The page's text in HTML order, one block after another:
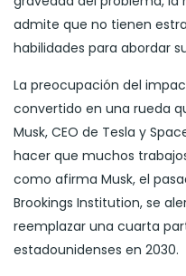
admite que no tienen
habilidades para abordar
La preocupación del
convertido en una rueda
Musk, CEO de Tesla y
hacer que muchos
como afirma Musk, el
Brookings Institution, se
reemplazar una cuarta
estadounidenses en 2030.